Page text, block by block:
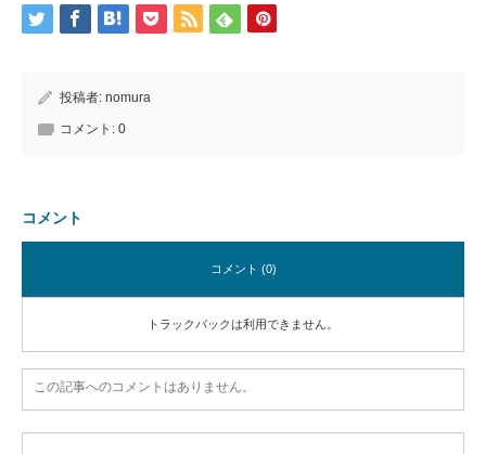
投稿者: nomura
コメント: 0
コメント
コメント (0)
トラックバックは利用できません。
この記事へのコメントはありません。